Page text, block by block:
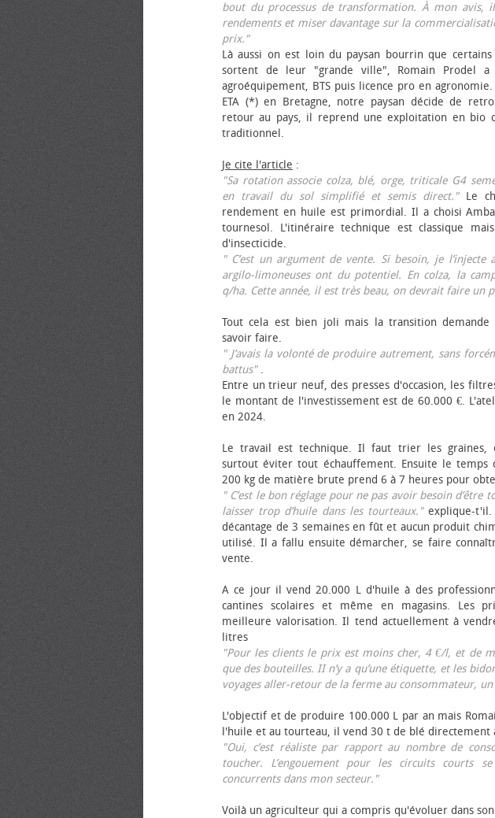
bout du processus de transformation. À mon avis,
rendements et miser davantage sur la
prix."
Là aussi on est loin du paysan bourrin que
sortent de leur "grande ville", Romain Prodel a
agroéquipement, BTS puis licence pro en
ETA (*) en Bretagne, notre paysan décide de
retour au pays, il reprend une exploitation en bio
traditionnel.
Je cite l'article :
"Sa rotation associe colza, blé, orge, triticale G4
en travail du sol simplifié et semis direct."Le
rendement en huile est primordial. Il a choisi
tournesol. L'itinéraire technique est classique
d'insecticide.
" C’est un argument de vente. Si besoin, je
argilo-limoneuses ont du potentiel. En colza, la
q/ha. Cette année, il est très beau, on devrait faire un
Tout cela est bien joli mais la transition demande
savoir faire.
" J’avais la volonté de produire autrement, sans
battus".
Entre un trieur neuf, des presses d'occasion, les
le montant de l'investissement est de 60.000 €.
en 2024.
Le travail est technique. Il faut trier les graines,
surtout éviter tout échauffement. Ensuite le temps
200 kg de matière brute prend 6 à 7 heures pour
" C’est le bon réglage pour ne pas avoir besoin d’être
laisser trop d’huile dans les tourteaux."explique-t'il.
décantage de 3 semaines en fût et aucun produit
utilisé. Il a fallu ensuite démarcher, se faire
vente.
A ce jour il vend 20.000 L d'huile à des
cantines scolaires et même en magasins. Les
meilleure valorisation. Il tend actuellement à
litres
"Pour les clients le prix est moins cher, 4 €/l, et de
que des bouteilles. II n’y a qu’une étiquette, et les
voyages aller-retour de la ferme au consommateur,
L'objectif et de produire 100.000 L par an mais
l'huile et au tourteau, il vend 30 t de blé directement
"Oui, c’est réaliste par rapport au nombre de
toucher. L’engouement pour les circuits courts
concurrents dans mon secteur."
Voilà un agriculteur qui a compris qu'évoluer dans